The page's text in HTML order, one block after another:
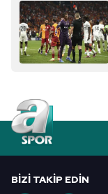
BIZI TAKIP EDIN